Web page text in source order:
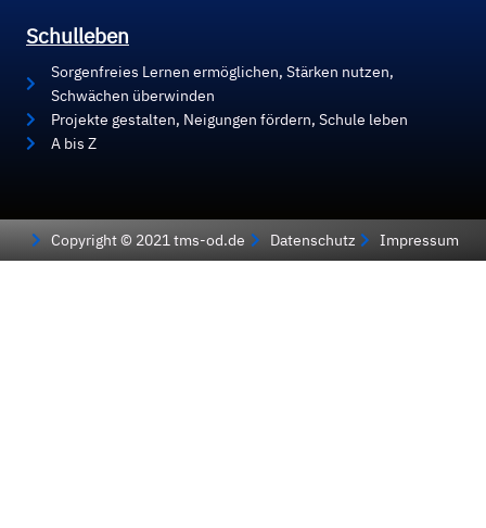
Schulleben
Sorgenfreies Lernen ermöglichen, Stärken nutzen,
Schwächen überwinden
Projekte gestalten, Neigungen fördern, Schule leben
A bis Z
Copyright © 2021 tms-od.de Datenschutz Impressum